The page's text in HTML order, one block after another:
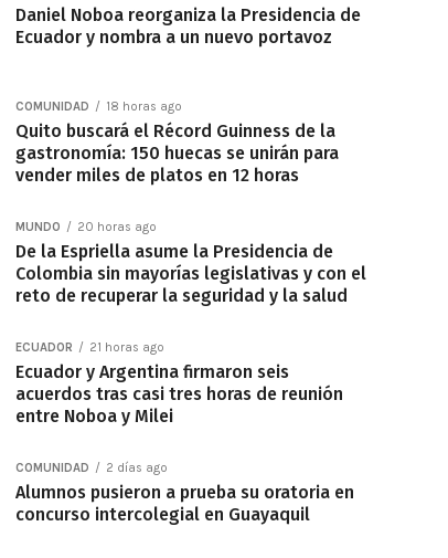
Daniel Noboa reorganiza la Presidencia de
Ecuador y nombra a un nuevo portavoz
COMUNIDAD 18 horas ago
Quito buscará el Récord Guinness de la
gastronomía: 150 huecas se unirán para
vender miles de platos en 12 horas
MUNDO 20 horas ago
De la Espriella asume la Presidencia de
Colombia sin mayorías legislativas y con el
reto de recuperar la seguridad y la salud
ECUADOR 21 horas ago
Ecuador y Argentina firmaron seis
acuerdos tras casi tres horas de reunión
entre Noboa y Milei
COMUNIDAD 2 días ago
Alumnos pusieron a prueba su oratoria en
concurso intercolegial en Guayaquil